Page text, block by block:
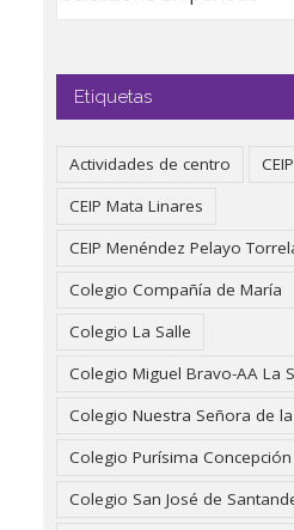
Etiquetas
Actividades de centro
CEIP Mata Linares
CEIP Menéndez Pelayo
Colegio Compañía de María
Colegio La Salle
Colegio Miguel Bravo-AA La
Colegio Nuestra Señora de
Colegio Purísima Concepción
Colegio San José de